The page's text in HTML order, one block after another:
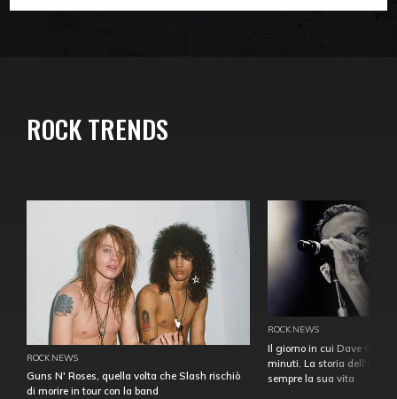
ROCK TRENDS
ROCK NEWS
Guns N' Roses, quella volta che Slash rischiò
di morire in tour con la band
ROCK NEWS
Il giorno in cui Dave
minuti. La storia
sempre la sua vita